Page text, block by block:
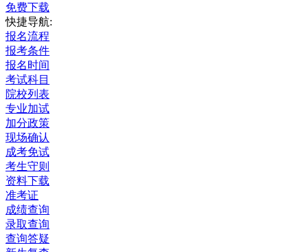
免费下载
快捷导航:
报名流程
报考条件
报名时间
考试科目
院校列表
专业加试
加分政策
现场确认
成考免试
考生守则
资料下载
准考证
成绩查询
录取查询
查询答疑